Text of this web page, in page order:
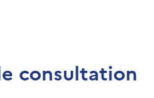
consultation